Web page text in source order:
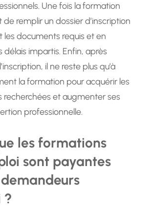
Une fois la formation
de remplir un dossier d’inscription
les documents requis et en
délais impartis. Enfin, après
il ne reste plus qu’à
la formation pour acquérir les
et augmenter ses
professionnelle.
les formations
sont payantes
?